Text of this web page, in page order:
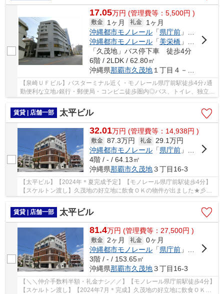
17.05万円 (管理費等：5,500円 )
敷金 1ヶ月 礼金
1ヶ月
沖縄都市モノレール 「県庁前 」駅 徒歩4分
沖縄都市モノレール 「美栄橋 」駅 徒歩14分
「久茂地」バス停下車 徒歩4分
6階 / 2LDK / 62.80㎡
沖縄県那覇市久茂地 １丁目４－１５
【泉崎ＵＦビル】バスターミナル近く・モノレール県庁前駅徒歩4分♪通
勤便利な立地♪銀行・郵便局・コンビニ徒歩圏内◎バス、トイレ、独立洗
面所あり♪広々キッチンルーム♪個室あり◎用途ご...
賃貸 | 店舗一部
太平ビル
32.01万円 (管理費等：14,938円 )
敷金 87.3万円 礼金 29.1万円
沖縄都市モノレール 「県庁前 」駅 徒歩4分
4階 / - / 64.13㎡
沖縄県那覇市久茂地３丁目16-3
【太平ビル】【2024年＊夏完成予定】【モノレール県庁前駅徒歩4分】
【スケルトン渡し】久茂地の好立地に飲食ＯＫの物件が出ました★彡居
賃貸 | 店舗一部
太平ビル
81.4万円 (管理費等：27,500円 )
敷金 2ヶ月 礼金 0ヶ月
沖縄都市モノレール 「県庁前 」駅 徒歩4分
3階 / - / 153.65㎡
沖縄県那覇市久茂地３丁目16-3
【＼＼仲介手数料半額・礼金ナシ／／】【モノレール県庁前駅徒歩4分】
【スケルトン渡し】【2024年7月＊完成】久茂地の好立地に飲食ＯＫの